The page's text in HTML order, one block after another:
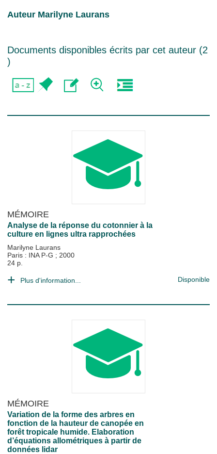
Auteur Marilyne Laurans
Documents disponibles écrits par cet auteur (2
)
MÉMOIRE
Analyse de la réponse du cotonnier à la
culture en lignes ultra rapprochées
Marilyne Laurans
Paris : INA P-G ; 2000
24 p.
Plus d'information... Disponible
MÉMOIRE
Variation de la forme des arbres en
fonction de la hauteur de canopée en
forêt tropicale humide. Elaboration
d’équations allométriques à partir de
données lidar